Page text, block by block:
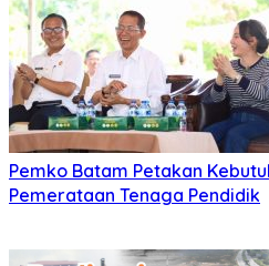
Pemko Batam Petakan
Pemerataan Tenaga Pendidik